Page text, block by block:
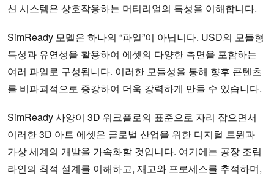
션 시스템은 상호작용하는 머티리얼의 특성을 이해합니다.
SimReady 모델은 하나의 “파일”이 아닙니다. USD의 모듈형
특성과 유연성을 활용하여 에셋의 다양한 측면을 포함하는
여러 파일로 구성됩니다. 이러한 모듈성을 통해 향후 콘텐츠
를 비파괴적으로 증강하여 더욱 강력하게 만들 수 있습니다.
SimReady 사양이 3D 워크플로의 표준으로 자리 잡으면서
이러한 3D 아트 에셋은 글로벌 산업을 위한 디지털 트윈과
가상 세계의 개발을 가속화할 것입니다. 여기에는 공장 조립
라인의 최적 설계를 이해하고, 재고와 프로세스를 추적하며,